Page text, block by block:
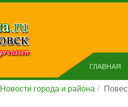
ГЛАВНАЯ
Новости города и района